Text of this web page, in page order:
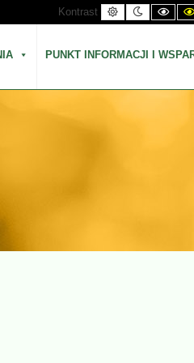
Kontrast
Kontrast
domyślny
Kontrast
nocny
PUNKT INFORMACJI I